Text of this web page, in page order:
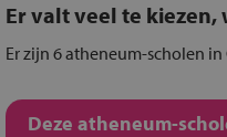
Er valt veel te
Er zijn 6 atheneum-scholen
Deze atheneum-